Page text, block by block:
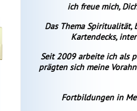
ich freue mich,
Das Thema Spiritualität,
Kartendecks,
Seit 2009 arbeite ich als
prägten sich meine
Fortbildungen in